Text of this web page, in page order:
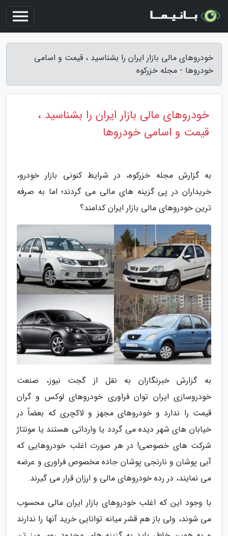
خودروهای مالی بازار ایران را بشناسید ، قیمت و اسامی
خودروها - مجله خزرکوه
خودروهای مالی بازار ایران را بشناسید ،
قیمت و اسامی خودروها
به گزارش مجله خزرکوه، در شرایط کنونی بازار خودرو،
خریداران در پی گزینه های مالی می گردند؛ اما به صرفه
ترین خودروهای مالی بازار ایران کدامند؟
به گزارش خبرنگاران به نقل از گجت نیوز، صنعت
خودروسازی ایران توان فراوری خودروهای لوکس و گران
قیمت را ندارد و خودروهای مجهز و لاکچری که بعضاً در
خیابان های شهر دیده می گردد یا وارداتی هستند یا مونتاژ
شرکت های خصوصی! در هر صورت اغلب خودروهایی که
آبی پوشان و نارنجی پوشان جاده مخصوص فراوری و عرضه
می نمایند، در رده خودروهای مالی و ارزان قرار می گیرند.
با وجود این که اغلب خودروهای بازار ایران مالی محسوب
می شوند، ولی باز هم قشر میانه توانایی خرید آنها را ندارند